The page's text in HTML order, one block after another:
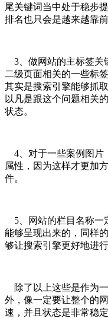
尾关键词当中处于稳步
排名也只会是越来越靠前
3、做网站的主标签关
二级页面相关的一些标
其实是搜索引擎能够抓
以凡是跟这个问题相关
状态。
4、对于一些案例图片
属性，因为这样才更加
件。
5、网站的栏目名称一
能够呈现出来的，同样
够让搜索引擎更好地进
除了以上这些是作为
外，像一定要让整个的
速，并且状态是非常稳